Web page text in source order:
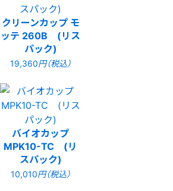
クリーンカップ モ
ッテ 260B (リス
パック)
19,360円（税込）
バイオカップ
MPK10-TC (リ
スパック)
10,010円（税込）